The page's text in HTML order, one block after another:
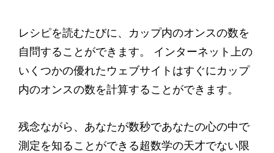
レシピを読むたびに、カップ内のオンスの数を
自問することができます。 インターネット上の
いくつかの優れたウェブサイトはすぐにカップ
内のオンスの数を計算することができます。
残念ながら、あなたが数秒であなたの心の中で
測定を知ることができる超数学の天才でない限